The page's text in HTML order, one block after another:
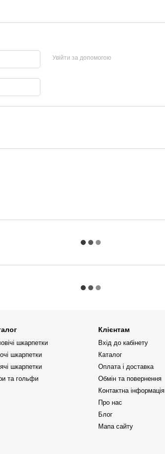
Увійти за допомогою
шкарпетки
шкарпетки
шкарпетки
та гольфи
Клієнтам
Вхід до кабінету
Каталог
Оплата і доставка
Обмін та повернення
Контактна інформація
Про нас
Блог
Мапа сайту